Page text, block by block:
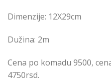
Dimenzije: 12X29cm
Dužina: 2m
Cena po komadu 9500,
4750rsd.